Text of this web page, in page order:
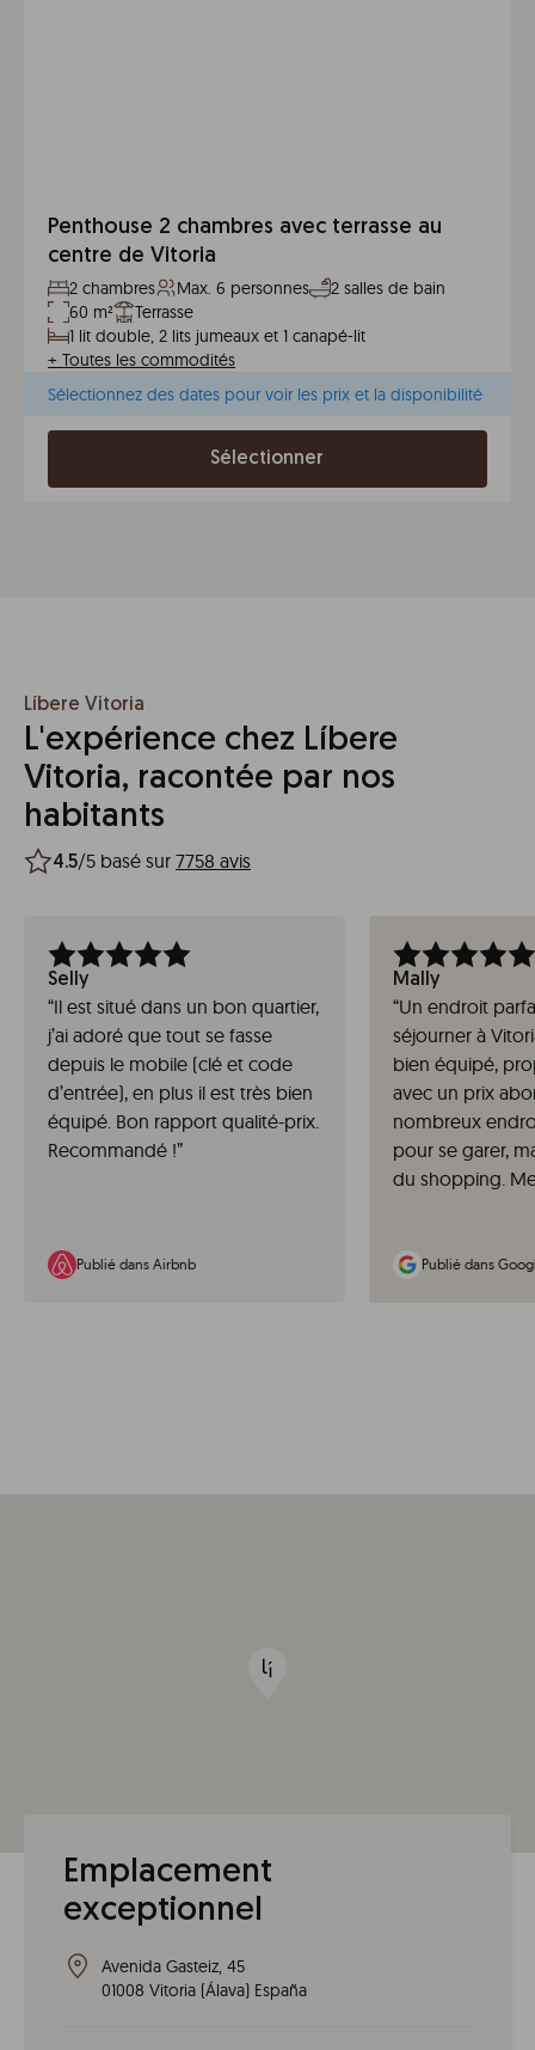
Penthouse 2 chambres avec terrasse au
centre de Vitoria
2 chambres Max. 6 personnes
2 salles de bain
60 m²
Terrasse
1 lit double, 2 lits jumeaux et 1 canapé-lit
+ Toutes les commodités
Sélectionnez des dates pour voir les prix et la disponibilité
Sélectionner
Líbere Vitoria
L'expérience chez Líbere
Vitoria, racontée par nos
habitants
4.5/5 basé sur 7758 avis
Selly
“Il est situé dans un bon quartier,
j’ai adoré que tout se fasse
depuis le mobile (clé et code
d’entrée), en plus il est très bien
équipé. Bon rapport qualité-prix.
Recommandé !”
Publié dans Airbnb
Mally
“Un endroit
séjourner à
bien équipé,
avec un prix
nombreux
pour se garer,
du shopping.
Publié dans
Emplacement
exceptionnel
Avenida Gasteiz, 45
01008 Vitoria (Álava) España